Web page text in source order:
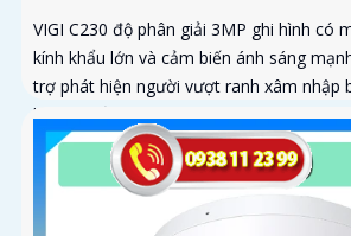
VIGI C230 độ phân giải 3MP ghi hình có
kính khẩu lớn và cảm biến ánh sáng
trợ phát hiện người vượt ranh xâm nhập
hoại chuẩn IP67 IK10 chống chịu thời
quản lý bằng VIGI App Web NVR và lưu